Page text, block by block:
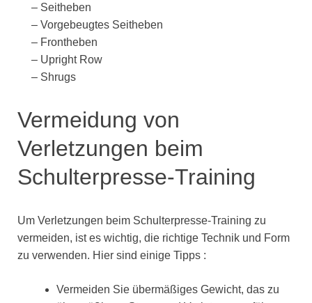
– Seitheben
– Vorgebeugtes Seitheben
– Frontheben
– Upright Row
– Shrugs
Vermeidung von
Verletzungen beim
Schulterpresse-Training
Um Verletzungen beim Schulterpresse-Training zu
vermeiden, ist es wichtig, die richtige Technik und Form
zu verwenden. Hier sind einige Tipps :
Vermeiden Sie übermäßiges Gewicht, das zu